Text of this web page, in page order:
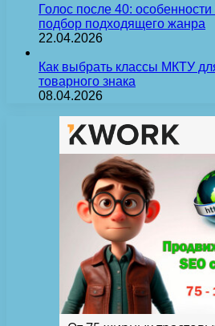
Голос после 40:
подбор подходящего жанра
22.04.2026
Как выбрать классы МКТУ
товарного знака
08.04.2026